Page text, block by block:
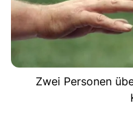
Zwei Personen